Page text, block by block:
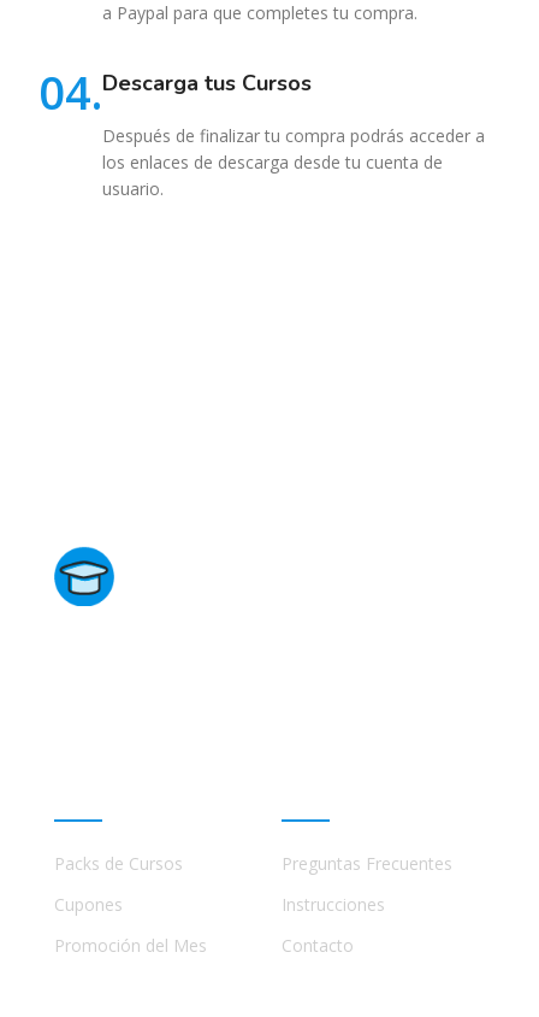
a Paypal para que completes tu compra.
04.Descarga tus Cursos
Después de finalizar tu compra podrás acceder a
los enlaces de descarga desde tu cuenta de
usuario.
Packs de Cursos
Cupones
Promoción del Mes
Preguntas Frecuentes
Instrucciones
Contacto